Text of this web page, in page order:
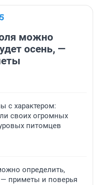
можно
осень, —
с характером:
своих огромных
питомцев
определить,
— приметы и поверья